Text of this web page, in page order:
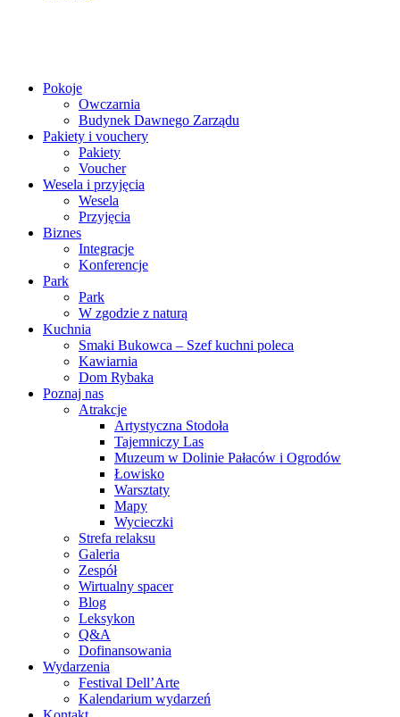
Pokoje
Owczarnia
Budynek Dawnego Zarządu
Pakiety i vouchery
Pakiety
Voucher
Wesela i przyjęcia
Wesela
Przyjęcia
Biznes
Integracje
Konferencje
Park
Park
W zgodzie z naturą
Kuchnia
Smaki Bukowca – Szef kuchni poleca
Kawiarnia
Dom Rybaka
Poznaj nas
Atrakcje
Artystyczna Stodoła
Tajemniczy Las
Muzeum w Dolinie Pałaców i Ogrodów
Łowisko
Warsztaty
Mapy
Wycieczki
Strefa relaksu
Galeria
Zespół
Wirtualny spacer
Blog
Leksykon
Q&A
Dofinansowania
Wydarzenia
Festival Dell’Arte
Kalendarium wydarzeń